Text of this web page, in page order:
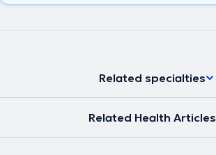
Related specialties
Related Health Articles